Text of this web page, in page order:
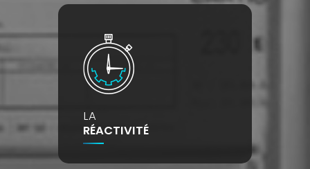
LA
RÉACTIVITÉ